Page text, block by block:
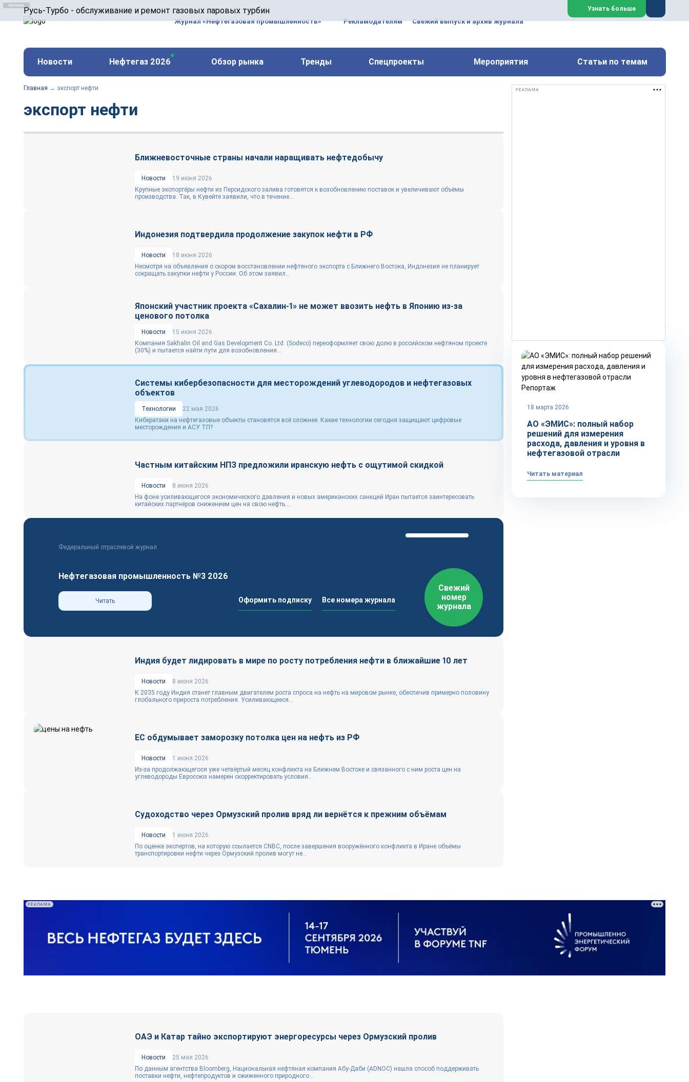
Русь-Турбо - обслуживание и ремонт газовых паровых турбин
ООО «Русь-Турбо» занимается сервисом газовых и паровых турбин, комплексным ремонтом, восстановлением, техническим обслуживанием
оборудования ТЭС, зарубежных поршневых машин и компрессоров, которые работают на нефтегазовых, нефтехимических, металлургических
и других предприятиях.
Реклама. ООО «Русь-Турбо», ИНН 7802588950
erid: F7NfYUJCUneVdwPs4znf
Закрыть
Узнать больше
Журнал «Нефтегазовая промышленность» Рекламодателям Свежий выпуск и архив журнала
Новости Нефтегаз 2026 Обзор рынка Тренды Спецпроекты Мероприятия Статьи по темам
Главная → экспорт нефти
экспорт нефти
Ближневосточные страны начали наращивать нефтедобычу
Новости
19 июня 2026
Крупные экспортёры нефти из Персидского залива готовятся к возобновлению поставок и увеличивают объёмы
производства. Так, в Кувейте заявили, что в течение...
Индонезия подтвердила продолжение закупок нефти в РФ
Новости
18 июня 2026
Несмотря на объявления о скором восстановлении нефтяного экспорта с Ближнего Востока, Индонезия не планирует
сокращать закупки нефти у России. Об этом заявил...
Японский участник проекта «Сахалин-1» не может ввозить нефть в Японию из-за
ценового потолка
Новости
15 июня 2026
Компания Sakhalin Oil and Gas Development Co. Ltd. (Sodeco) переоформляет свою долю в российском нефтяном проекте
(30%) и пытается найти пути для возобновления...
Системы кибербезопасности для месторождений углеводородов и нефтегазовых
объектов
Технологии
22 мая 2026
Кибератаки на нефтегазовые объекты становятся всё сложнее. Какие технологии сегодня защищают цифровые
месторождения и АСУ ТП?
Частным китайским НПЗ предложили иранскую нефть с ощутимой скидкой
Новости
8 июня 2026
На фоне усиливающегося экономического давления и новых американских санкций Иран пытается заинтересовать
китайских партнёров снижением цен на свою нефть....
Свежий
номер
журнала
Федеральный отраслевой журнал
Нефтегазовая промышленность №3 2026
Читать Оформить подписку Все номера журнала
Индия будет лидировать в мире по росту потребления нефти в ближайшие 10 лет
Новости
8 июня 2026
К 2035 году Индия станет главным двигателем роста спроса на нефть на мировом рынке, обеспечив примерно половину
глобального прироста потребления. Усиливающееся...
ЕС обдумывает заморозку потолка цен на нефть из РФ
Новости
1 июня 2026
Из-за продолжающегося уже четвёртый месяц конфликта на Ближнем Востоке и связанного с ним роста цен на
углеводороды Евросоюз намерен скорректировать условия...
Судоходство через Ормузский пролив вряд ли вернётся к прежним объёмам
Новости
1 июня 2026
По оценке экспертов, на которую ссылается CNBC, после завершения вооружённого конфликта в Иране объёмы
транспортировки нефти через Ормузский пролив могут не...
РЕКЛАМА
Репортаж
18 марта 2026
АО «ЭМИС»: полный набор
решений для измерения
расхода, давления и уровня в
нефтегазовой отрасли
Читать материал
РЕКЛАМА
ОАЭ и Катар тайно экспортируют энергоресурсы через Ормузский пролив
Новости
25 мая 2026
По данным агентства Bloomberg, Национальная нефтяная компания Абу-Даби (ADNOC) нашла способ поддерживать
поставки нефти, нефтепродуктов и сжиженного природного...